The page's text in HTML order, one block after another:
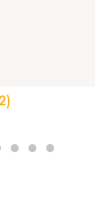
8 9 10